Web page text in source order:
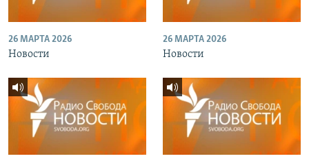
26 МАРТА 2026
Новости
26 МАРТА 2026
Новости